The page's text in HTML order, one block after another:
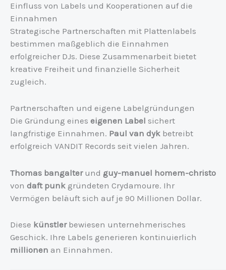
Einfluss von Labels und Kooperationen auf die
Einnahmen
Strategische Partnerschaften mit Plattenlabels
bestimmen maßgeblich die Einnahmen
erfolgreicher DJs. Diese Zusammenarbeit bietet
kreative Freiheit und finanzielle Sicherheit
zugleich.
Partnerschaften und eigene Labelgründungen
Die Gründung eines eigenen Label sichert
langfristige Einnahmen. Paul van dyk betreibt
erfolgreich VANDIT Records seit vielen Jahren.
Thomas bangalterund guy-manuel homem-christo
von daft punk gründeten Crydamoure. Ihr
Vermögen beläuft sich auf je 90 Millionen Dollar.
Diese künstlerbewiesen unternehmerisches
Geschick. Ihre Labels generieren kontinuierlich
millionen an Einnahmen.